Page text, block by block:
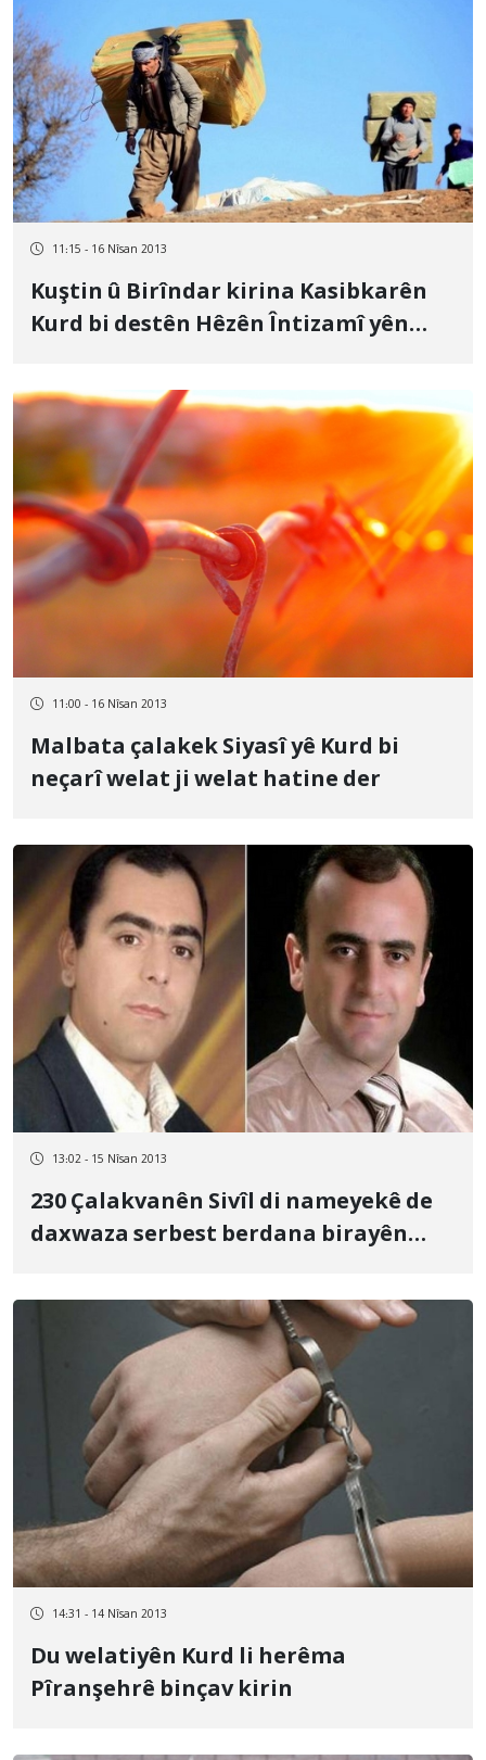
11:15 - 16 Nîsan 2013
Kuştin û Birîndar kirina Kasibkarên
Kurd bi destên Hêzên Întizamî yên
11:00 - 16 Nîsan 2013
Malbata çalakek Siyasî yê Kurd bi
neçarî welat ji welat hatine der
13:02 - 15 Nîsan 2013
230 Çalakvanên Sivîl di nameyekê de
daxwaza serbest berdana birayên
14:31 - 14 Nîsan 2013
Du welatiyên Kurd li herêma
Pîranşehrê binçav kirin